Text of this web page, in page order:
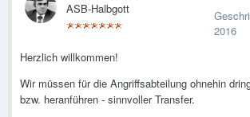
ASB-Halbgott
2016
Herzlich willkommen!
Wir müssen für die Angriffsabteilung ohnehin
bzw. heranführen - sinnvoller Transfer.